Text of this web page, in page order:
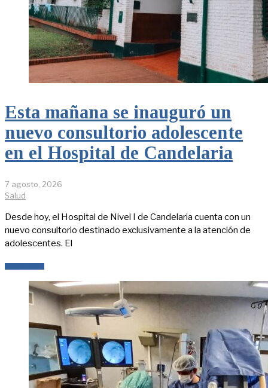
Esta mañana se inauguró un
nuevo consultorio adolescente
en el Hospital de Candelaria
7 agosto, 2026
Salud
Desde hoy, el Hospital de Nivel I de Candelaria cuenta con un
nuevo consultorio destinado exclusivamente a la atención de
adolescentes. El